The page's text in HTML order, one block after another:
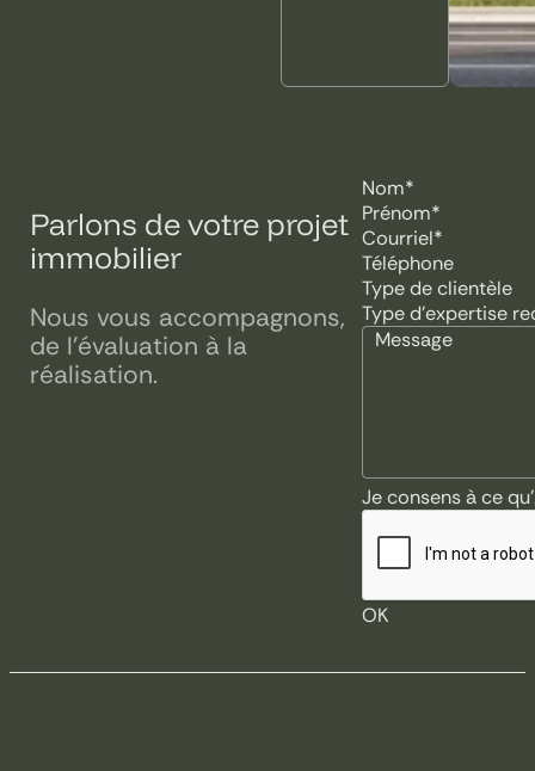
Parlons de votre projet
immobilier
Nous vous accompagnons,
de l’évaluation à la
réalisation.
Type de clientèle
Type d’expertise
Je consens à ce
OK